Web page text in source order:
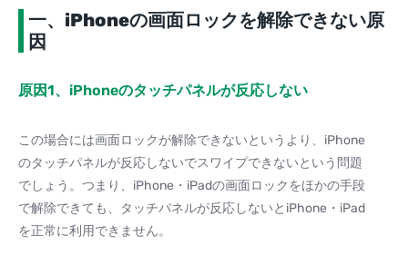
一、iPhoneの画面ロックを解除できない原
因
原因1、iPhoneのタッチパネルが反応しない
この場合には画面ロックが解除できないというより、iPhone
のタッチパネルが反応しないでスワイプできないという問題
でしょう。つまり、iPhone・iPadの画面ロックをほかの手段
で解除できても、タッチパネルが反応しないとiPhone・iPad
を正常に利用できません。